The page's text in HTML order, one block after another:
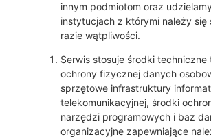
innym podmiotom oraz
instytucjach z którymi należy
razie wątpliwości.
Serwis stosuje środki
ochrony fizycznej danych
sprzętowe infrastruktury
telekomunikacyjnej, środki
narzędzi programowych i baz
organizacyjne zapewniające